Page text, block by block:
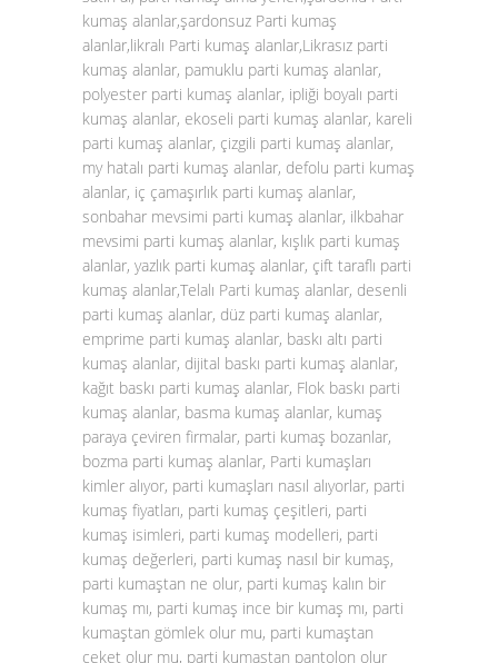
kumaş alanlar,şardonsuz Parti kumaş
alanlar,likralı Parti kumaş alanlar,Likrasız parti
kumaş alanlar, pamuklu parti kumaş alanlar,
polyester parti kumaş alanlar, ipliği boyalı parti
kumaş alanlar, ekoseli parti kumaş alanlar, kareli
parti kumaş alanlar, çizgili parti kumaş alanlar,
my hatalı parti kumaş alanlar, defolu parti kumaş
alanlar, iç çamaşırlık parti kumaş alanlar,
sonbahar mevsimi parti kumaş alanlar, ilkbahar
mevsimi parti kumaş alanlar, kışlık parti kumaş
alanlar, yazlık parti kumaş alanlar, çift taraflı parti
kumaş alanlar,Telalı Parti kumaş alanlar, desenli
parti kumaş alanlar, düz parti kumaş alanlar,
emprime parti kumaş alanlar, baskı altı parti
kumaş alanlar, dijital baskı parti kumaş alanlar,
kağıt baskı parti kumaş alanlar, Flok baskı parti
kumaş alanlar, basma kumaş alanlar, kumaş
paraya çeviren firmalar, parti kumaş bozanlar,
bozma parti kumaş alanlar, Parti kumaşları
kimler alıyor, parti kumaşları nasıl alıyorlar, parti
kumaş fiyatları, parti kumaş çeşitleri, parti
kumaş isimleri, parti kumaş modelleri, parti
kumaş değerleri, parti kumaş nasıl bir kumaş,
parti kumaştan ne olur, parti kumaş kalın bir
kumaş mı, parti kumaş ince bir kumaş mı, parti
kumaştan gömlek olur mu, parti kumaştan
ceket olur mu, parti kumaştan pantolon olur